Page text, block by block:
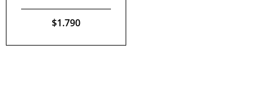
$1.790